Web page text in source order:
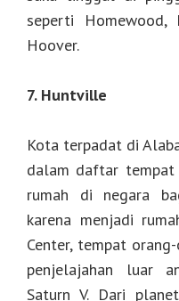
seperti Homewood,
Hoover.
7. Huntville
Kota terpadat di
dalam daftar tempat
rumah di negara
karena menjadi
Center, tempat
penjelajahan luar
Saturn V. Dari